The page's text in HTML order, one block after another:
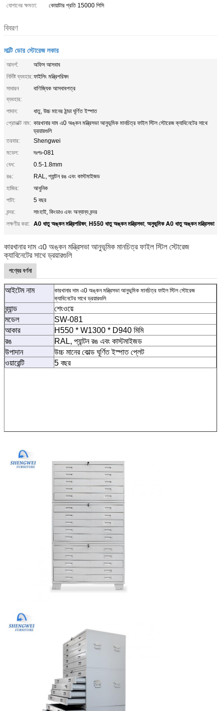
যোগানের ক্ষমতা:
কোয়াটার প্রতি 15000 পিসি
বিবরণ
মাল্টি ডোর স্টোরেজ লকার
আদর্শ:
অফিস আসবাব
নির্দিষ্ট ব্যবহার:ফাইলিং মন্ত্রিপরিষদ
সাধারন
ব্যবহার:
বাণিজ্যিক আসবাবপত্র
পাদান:
ধাতু, উচ্চ মানের ঠান্ডা ঘূর্ণিত ইস্পাত
প্রোডাক্ট নাম: কারখানার দাম এ0 অঙ্কন মন্ত্রিসভা আনুভূমিক মানচিত্র ফাইল স্টিল স্টোরেজ ক্যাবিনেটের সাথে
ড্রয়ারগুলি
তরবার:
Shengwei
মডেল:
দঃপঃ-081
বেধ:
0.5-1.8mm
রঙ:
RAL, প্যান্টন রঙ এবং কাস্টমাইজড
হাজির:
আধুনিক
পাটা:
5 বছর
বন্দর:
সাংহাই, কিংডাও এবং অন্যান্য বন্দর
লক্ষণীয় করা: A0 ধাতু অঙ্কন মন্ত্রিপরিষদ, H550 ধাতু অঙ্কন মন্ত্রিসভা, অনুভূমিক A0 ধাতু অঙ্কন মন্ত্রিসভা
কারখানার দাম এ0 অঙ্কন মন্ত্রিসভা আনুভূমিক মানচিত্র ফাইল স্টিল স্টোরেজ
ক্যাবিনেটের সাথে ড্রয়ারগুলি
পণ্যের বর্ণনা
আইটেম নাম
কারখানার দাম এ0 অঙ্কন মন্ত্রিসভা আনুভূমিক মানচিত্র ফাইল স্টিল স্টোরেজ
ক্যাবিনেটের সাথে ড্রয়ারগুলি
ব্র্যান্ড
শেংওয়ে
মডেল
SW-081
আকার
H550 * W1300 * D940 মিমি
রঙ
RAL, প্যান্টন রঙ এবং কাস্টমাইজড
উপাদান
উচ্চ মানের কোল্ড ঘূর্ণিত ইস্পাত প্লেট
ওয়ারেন্টি
5 বছর